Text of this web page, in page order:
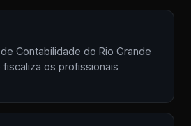
Contabilidade do Rio Grande
os profissionais